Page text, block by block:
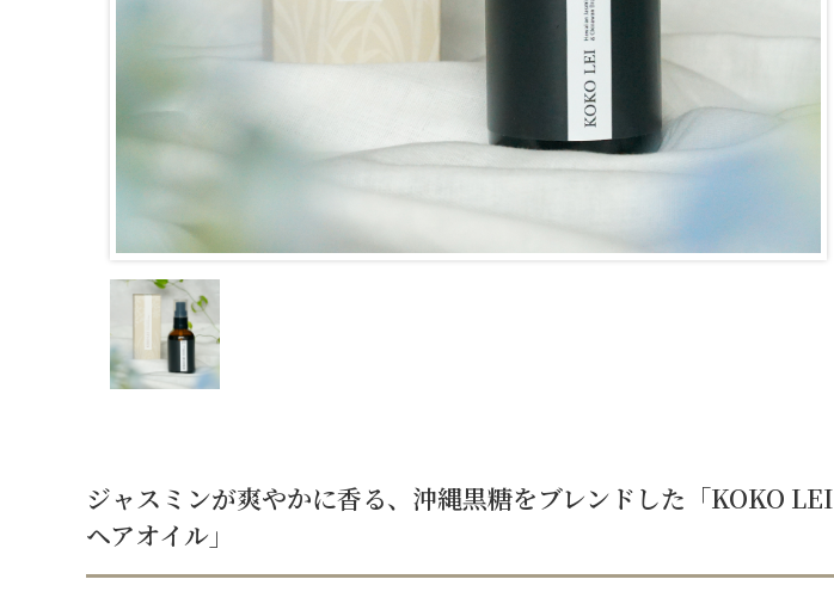
ジャスミンが爽やかに香る、沖縄黒糖をブレンドした「KOKO LEI
ヘアオイル」